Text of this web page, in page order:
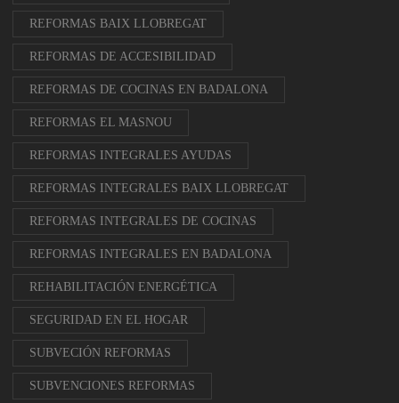
REFORMAS BAIX LLOBREGAT
REFORMAS DE ACCESIBILIDAD
REFORMAS DE COCINAS EN BADALONA
REFORMAS EL MASNOU
REFORMAS INTEGRALES AYUDAS
REFORMAS INTEGRALES BAIX LLOBREGAT
REFORMAS INTEGRALES DE COCINAS
REFORMAS INTEGRALES EN BADALONA
REHABILITACIÓN ENERGÉTICA
SEGURIDAD EN EL HOGAR
SUBVECIÓN REFORMAS
SUBVENCIONES REFORMAS